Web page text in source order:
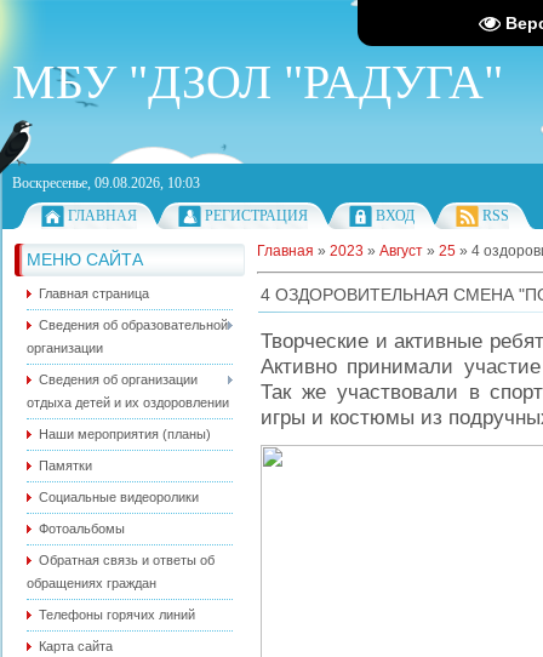
МБУ "ДЗОЛ "РАДУГА"
Воскресенье, 09.08.2026, 10:03
ГЛАВНАЯ
РЕГИСТРАЦИЯ ВХОД RSS
МЕНЮ САЙТА
Главная страница
Сведения об образовательной
организации
Сведения об организации
отдыха детей и их оздоровлении
Наши мероприятия (планы)
Памятки
Социальные видеоролики
Фотоальбомы
Обратная связь и ответы об
обращениях граждан
Телефоны горячих линий
Карта сайта
Главная » 2023 » Август » 25 » 4
4 ОЗДОРОВИТЕЛЬНАЯ СМЕНА
Творческие и активные
Активно принимали
Так же участвовали в
игры и костюмы из